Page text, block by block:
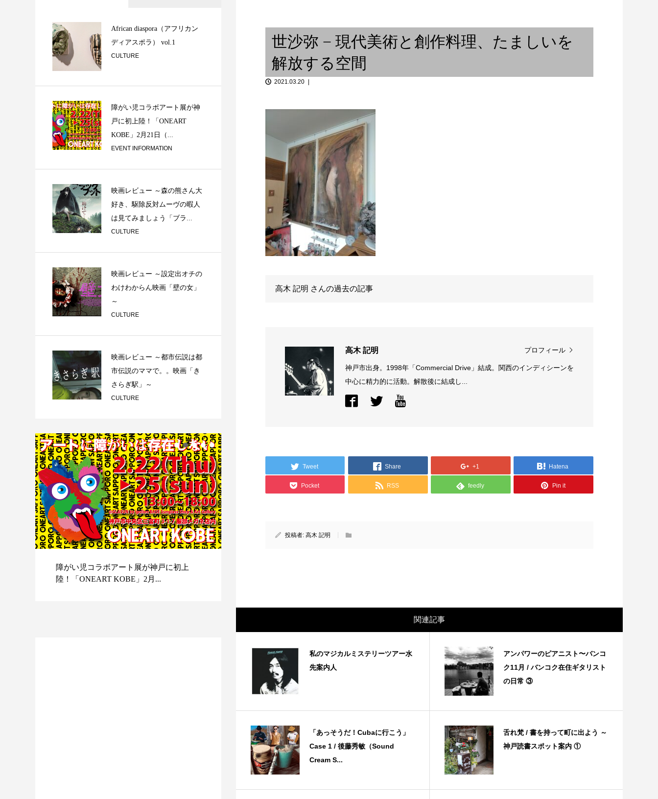
カッショニスト / 打と...
ンビートボックス / ...
と。（後編）
カラスの子
「音談るつぼ」＃4 大森花さん
と。
Studio KZ / 紡ぐ旅 vol.4
世沙弥 − 現代美術と創作料理、たましいを
解放する空間
2021.03.20
高木 記明 さんの過去の記事
高木 記明 プロフィール
神戸市出身。1998年「Commercial Drive」結成。関西のインディシーンを
中心に精力的に活動。解散後に結成し...
Tweet Share +1 Hatena
Pocket RSS feedly Pin it
投稿者:高木 記明
関連記事
私のマジカルミステリーツアー水
先案内人
アンパワーのピアニスト〜バンコ
ク11月 / バンコク在住ギタリスト
の日常 ③
「あっそうだ！Cubaに行こう」
Case 1 / 後藤秀敏（Sound
Cream S...
舌れ梵 / 書を持って町に出よう ～
神戸読書スポット案内 ①
African diaspora（アフリカン
ディアスポラ） vol.1
CULTURE
障がい児コラボアート展が神
戸に初上陸！「ONEART
KOBE」2月21日（...
EVENT INFORMATION
映画レビュー ～森の熊さん大
好き、駆除反対ムーヴの暇人
は見てみましょう「ブラ...
CULTURE
映画レビュー ～設定出オチの
わけわからん映画「壁の女」
～
CULTURE
映画レビュー ～都市伝説は都
市伝説のママで。。映画「き
さらぎ駅」～
CULTURE
障がい児コラボアート展が神戸に初上
陸！「ONEART KOBE」2月...